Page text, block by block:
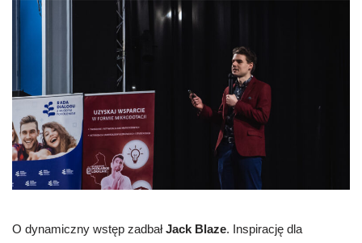
O dynamiczny wstęp zadbałJack Blaze. Inspirację dla